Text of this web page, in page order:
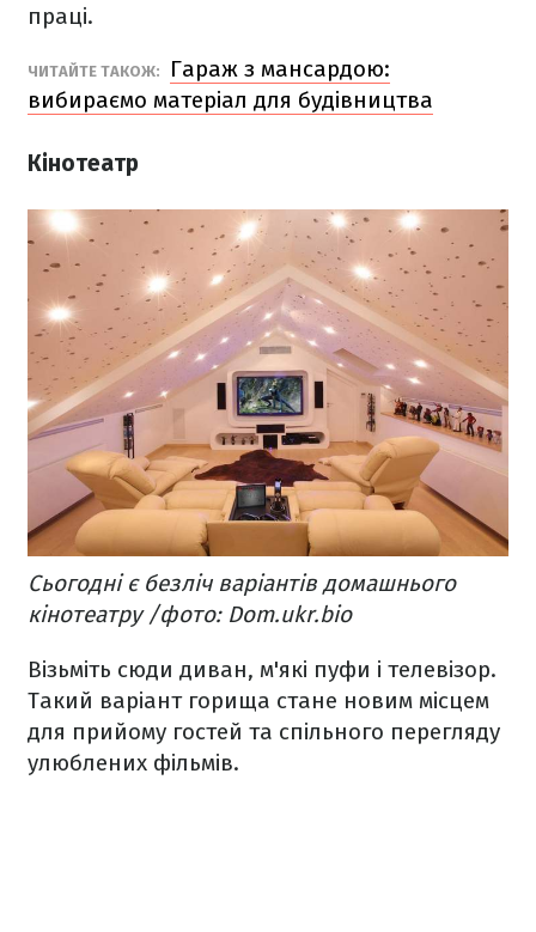
праці.
ЧИТАЙТЕ ТАКОЖ:
Гараж з мансардою:
вибираємо матеріал для будівництва
Кінотеатр
Сьогодні є безліч варіантів домашнього
кінотеатру /фото: Dom.ukr.bio
Візьміть сюди диван, м'які пуфи і телевізор.
Такий варіант горища стане новим місцем
для прийому гостей та спільного перегляду
улюблених фільмів.